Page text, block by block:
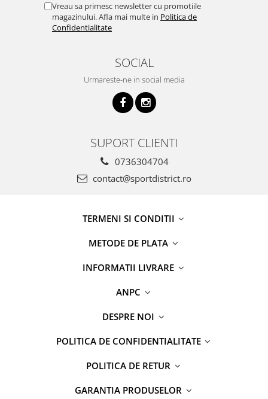
Vreau sa primesc newsletter cu promotiile
magazinului. Afla mai multe in Politica de
Confidentialitate
SOCIAL
Urmareste-ne in social media
SUPORT CLIENTI
0736304704
contact@sportdistrict.ro
TERMENI SI CONDITII
METODE DE PLATA
INFORMATII LIVRARE
ANPC
DESPRE NOI
POLITICA DE CONFIDENTIALITATE
POLITICA DE RETUR
GARANTIA PRODUSELOR